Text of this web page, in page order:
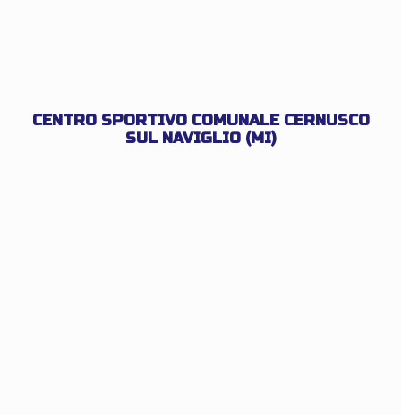
CENTRO SPORTIVO COMUNALE CERNUSCO
SUL NAVIGLIO (MI)